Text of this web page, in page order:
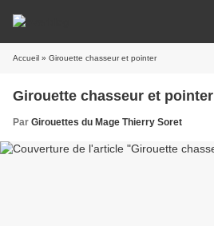
Accueil » Girouette chasseur et pointer
Girouette chasseur et pointer
Par Girouettes du Mage Thierry Soret